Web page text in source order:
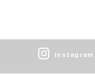
instagram